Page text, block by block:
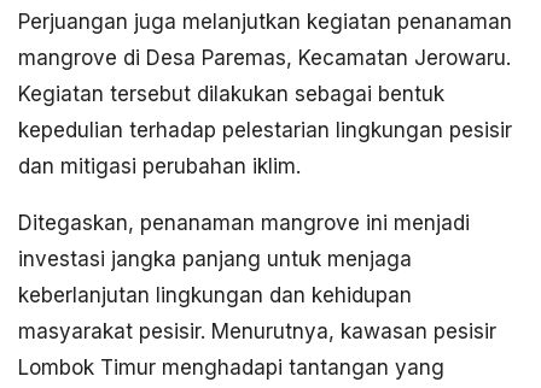
Perjuangan juga melanjutkan kegiatan penanaman
mangrove di Desa Paremas, Kecamatan Jerowaru.
Kegiatan tersebut dilakukan sebagai bentuk
kepedulian terhadap pelestarian lingkungan pesisir
dan mitigasi perubahan iklim.
Ditegaskan, penanaman mangrove ini menjadi
investasi jangka panjang untuk menjaga
keberlanjutan lingkungan dan kehidupan
masyarakat pesisir. Menurutnya, kawasan pesisir
Lombok Timur menghadapi tantangan yang